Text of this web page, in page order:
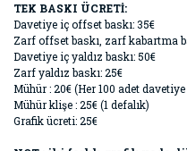
TEK BASKI ÜCRETİ:
Davetiye iç offset baskı: 35€
Zarf offset baskı, zarf kabartma
Davetiye iç yaldız baskı: 50€
Zarf yaldız baskı: 25€
Mühür : 20€ (Her 100 adet
Mühür klişe : 25€ (1 defalık)
Grafik ücreti: 25€